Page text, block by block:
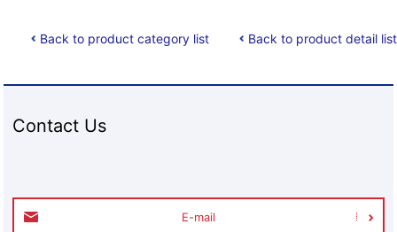
Back to product category list Back to product detail list
Contact Us
E-mail